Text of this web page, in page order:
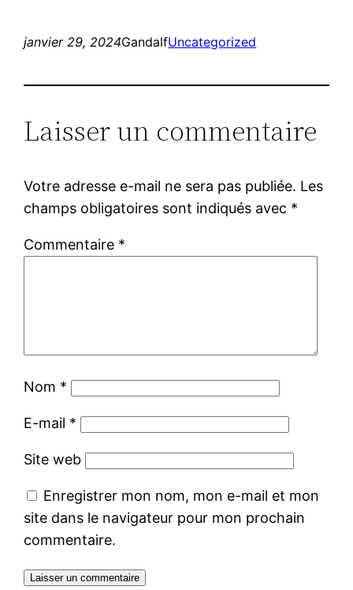
janvier 29, 2024GandalfUncategorized
Laisser un commentaire
Votre adresse e-mail ne sera pas publiée. Les
champs obligatoires sont indiqués avec *
Commentaire *
Nom *
E-mail *
Site web
Enregistrer mon nom, mon e-mail et mon
site dans le navigateur pour mon prochain
commentaire.